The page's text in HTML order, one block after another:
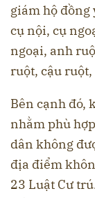
giám hộ đồng
cụ nội, cụ
ngoại, anh
ruột, cậu
Bên cạnh đó,
nhằm phù
dân không
địa điểm
23 Luật Cư